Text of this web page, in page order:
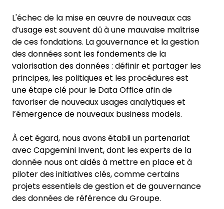
L'échec de la mise en œuvre de nouveaux cas
d’usage est souvent dû à une mauvaise maîtrise
de ces fondations. La gouvernance et la gestion
des données sont les fondements de la
valorisation des données : définir et partager les
principes, les politiques et les procédures est
une étape clé pour le Data Office afin de
favoriser de nouveaux usages analytiques et
l’émergence de nouveaux business models.
À cet égard, nous avons établi un partenariat
avec Capgemini Invent, dont les experts de la
donnée nous ont aidés à mettre en place et à
piloter des initiatives clés, comme certains
projets essentiels de gestion et de gouvernance
des données de référence du Groupe.